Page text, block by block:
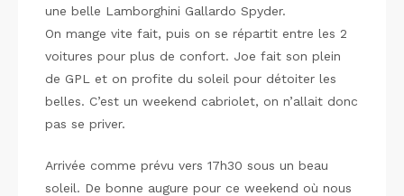
une belle Lamborghini Gallardo Spyder.
On mange vite fait, puis on se répartit entre les 2
voitures pour plus de confort. Joe fait son plein
de GPL et on profite du soleil pour détoiter les
belles. C’est un weekend cabriolet, on n’allait donc
pas se priver.
Arrivée comme prévu vers 17h30 sous un beau
soleil. De bonne augure pour ce weekend où nous